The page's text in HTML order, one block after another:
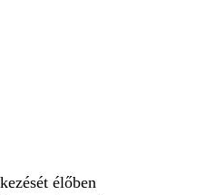
élőben